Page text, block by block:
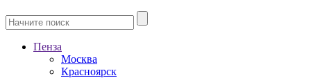
Пенза
Москва
Красноярск